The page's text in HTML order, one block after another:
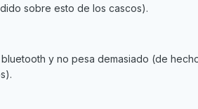
sobre esto de los cascos).
y no pesa demasiado (de